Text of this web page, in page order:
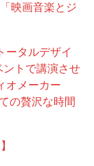
映画音楽とジ
ータルデザイ
トで講演させ
オメーカー
の贅沢な時間